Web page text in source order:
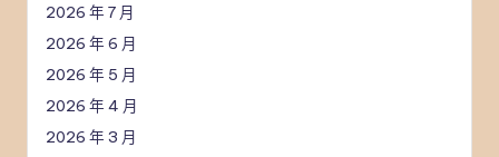
2026 年 7 月
2026 年 6 月
2026 年 5 月
2026 年 4 月
2026 年 3 月